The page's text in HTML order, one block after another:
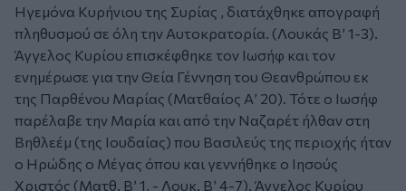
Ηγεμόνα Κυρήνιου της Συρίας , διατάχθηκε απογραφή
πληθυσμού σε όλη την Αυτοκρατορία. (Λουκάς Β’ 1-3).
Άγγελος Κυρίου επισκέφθηκε τον Ιωσήφ και τον
ενημέρωσε για την Θεία Γέννηση του Θεανθρώπου εκ
της Παρθένου Μαρίας (Ματθαίος Α’ 20). Τότε ο Ιωσήφ
παρέλαβε την Μαρία και από την Ναζαρέτ ήλθαν στη
Βηθλεέμ (της Ιουδαίας) που Βασιλεύς της περιοχής ήταν
ο Ηρώδης ο Μέγας όπου και γεννήθηκε ο Ιησούς
Χριστός (Ματθ. Β’ 1, - Λουκ. Β’ 4-7). Άγγελος Κυρίου